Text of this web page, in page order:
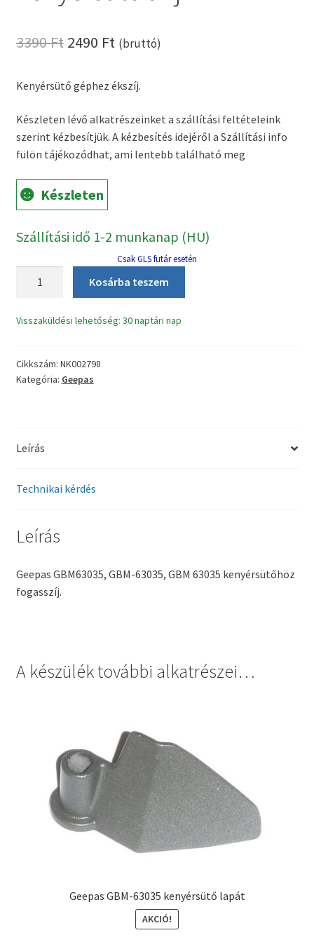
3390Ft Original
was:
3390 Ft.
2490 FtCurrent
is:
2490 Ft.
(bruttó)
Kenyérsütő géphez ékszíj.
Készleten lévő alkatrészeinket a szállítási feltételeink
szerint kézbesítjük. A kézbesítés idejéről a Szállítási info
fülön tájékozódhat, ami lentebb található meg
Készleten
Szállítási idő 1-2 munkanap (HU)
Csak GLS futár esetén
kenyérsütő
mennyiség
Kosárba teszem
Visszaküldési lehetőség: 30 naptári nap
Cikkszám: NK002798
Kategória: Geepas
Leírás
Technikai kérdés
Leírás
Geepas GBM63035, GBM-63035, GBM 63035 kenyérsütőhöz
fogasszíj.
A készülék további alkatrészei…
Geepas GBM-63035 kenyérsütő lapát
AKCIÓ!